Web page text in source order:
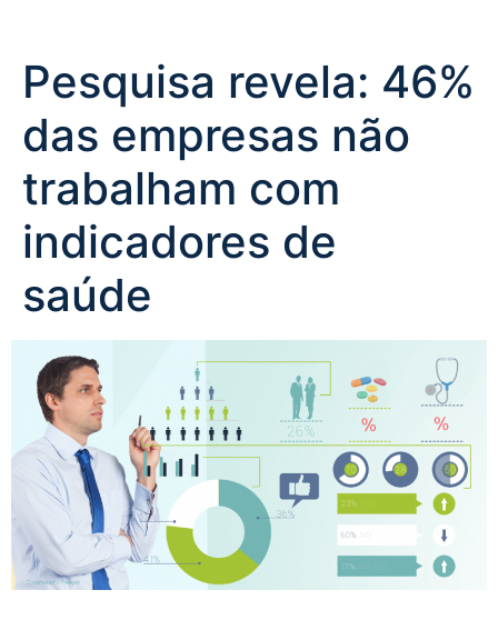
Pesquisa revela: 46%
das empresas não
trabalham com
indicadores de
saúde